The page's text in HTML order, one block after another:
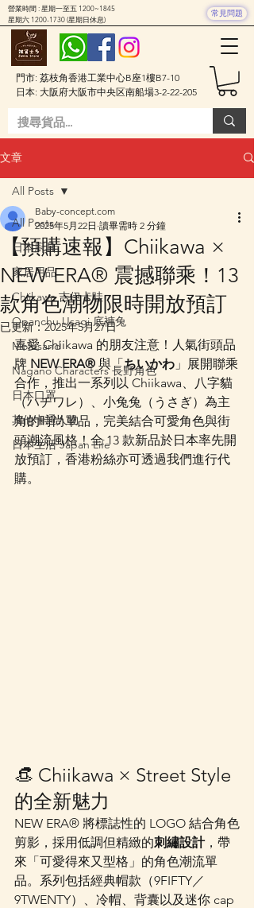
門市: 荔枝角香港工業中心B座1樓B7-10
日本: 大阪府大阪市中央区南船場3-2-22-205
營業時間 : 星期一至五 1200~1845
星期六 1200-1730(星期日休息)
常見問題
文章
All Posts
日本廚具
家居用品
Chiikawa 吉伊卡哇
Opanchu Usagi 底褲兔
Mofusand
Nagano Characters 長野角色
日本口罩
其他卡通人物
日本生活 Japan Life
All Posts
【預購速報】Chiikawa ×
NEW ERA® 震撼聯乘！13
款角色潮物限時開放預訂
Baby-concept.com
2025年5月22日 讀畢需時 2 分鐘
已更新：2025年5月27日
喜愛 Chiikawa 的朋友注意！人氣街頭品
牌 NEW ERA® 與「ちいかわ 」展開聯乘
合作，推出一系列以 Chiikawa、八字貓
（ハチワレ）、小兔兔（うさぎ）為主
角的時尚單品，完美結合可愛角色與街
頭潮流風格！全 13 款新品於日本率先開
放預訂，香港粉絲亦可透過我們進行代
購。
👒 Chiikawa × Street Style
的全新魅力
NEW ERA® 將標誌性的 LOGO 結合角色
剪影，採用低調但精緻的刺繡設計，帶
來「可愛得來又型格」的角色潮流單
品。系列包括經典帽款（9FIFTY／
9TWENTY）、冷帽、背囊以及迷你 cap